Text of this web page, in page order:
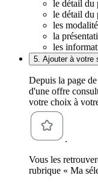
le détail du
le détail du
les
la
les
5. Ajouter à votre
Depuis la page
d'une offre
votre choix à
.
Vous les
rubrique « Ma